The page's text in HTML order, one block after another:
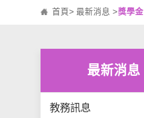
首頁>最新消息 >獎學金
最新消息
教務訊息